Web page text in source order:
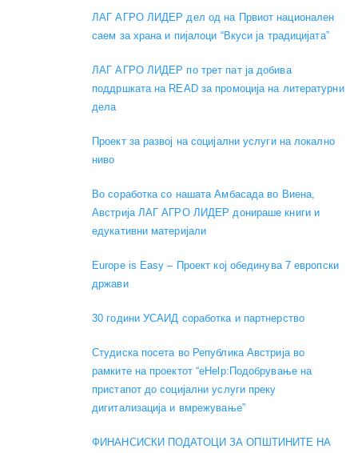
ЛАГ АГРО ЛИДЕР дел од на Првиот национален
саем за храна и пијалоци “Вкуси ја традицијата”
ЛАГ АГРО ЛИДЕР по трет пат ја добива
поддршката на READ за промоција на литературни
дела
Проект за развој на социјални услуги на локално
ниво
Во соработка со нашата Амбасада во Виена,
Австрија ЛАГ АГРО ЛИДЕР донираше книги и
едукативни материјали
Europe is Easy – Проект кој обединува 7 европски
држави
30 години УСАИД соработка и партнерство
Студиска посета во Република Австрија во
рамките на проектот “eHelp:Подобрување на
пристапот до социјални услуги преку
дигитализација и вмрежување”
ФИНАНСИСКИ ПОДАТОЦИ ЗА ОПШТИНИТЕ НА